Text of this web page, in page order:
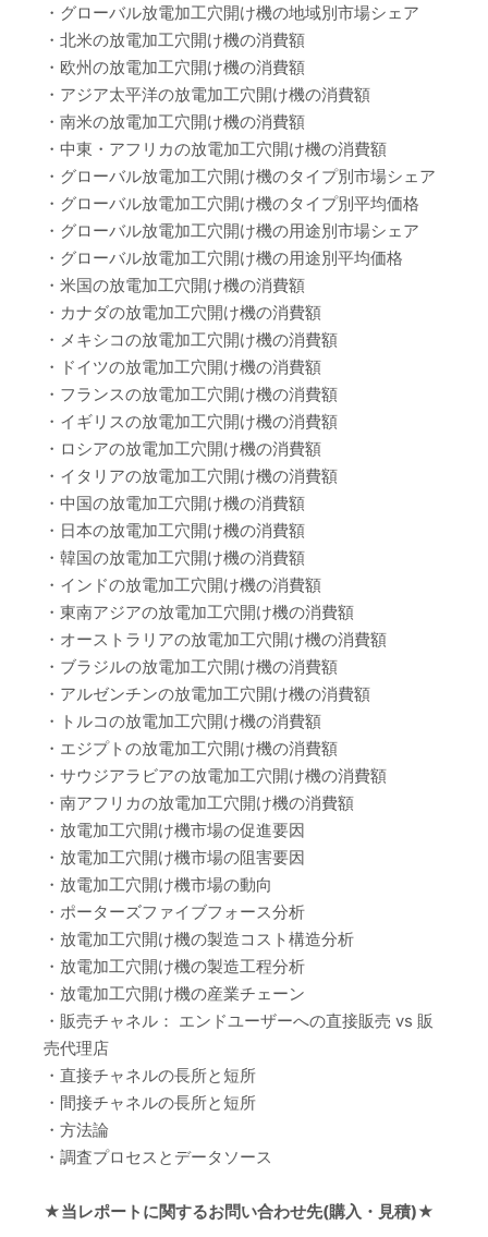
・グローバル放電加工穴開け機の地域別市場シェア
・北米の放電加工穴開け機の消費額
・欧州の放電加工穴開け機の消費額
・アジア太平洋の放電加工穴開け機の消費額
・南米の放電加工穴開け機の消費額
・中東・アフリカの放電加工穴開け機の消費額
・グローバル放電加工穴開け機のタイプ別市場シェア
・グローバル放電加工穴開け機のタイプ別平均価格
・グローバル放電加工穴開け機の用途別市場シェア
・グローバル放電加工穴開け機の用途別平均価格
・米国の放電加工穴開け機の消費額
・カナダの放電加工穴開け機の消費額
・メキシコの放電加工穴開け機の消費額
・ドイツの放電加工穴開け機の消費額
・フランスの放電加工穴開け機の消費額
・イギリスの放電加工穴開け機の消費額
・ロシアの放電加工穴開け機の消費額
・イタリアの放電加工穴開け機の消費額
・中国の放電加工穴開け機の消費額
・日本の放電加工穴開け機の消費額
・韓国の放電加工穴開け機の消費額
・インドの放電加工穴開け機の消費額
・東南アジアの放電加工穴開け機の消費額
・オーストラリアの放電加工穴開け機の消費額
・ブラジルの放電加工穴開け機の消費額
・アルゼンチンの放電加工穴開け機の消費額
・トルコの放電加工穴開け機の消費額
・エジプトの放電加工穴開け機の消費額
・サウジアラビアの放電加工穴開け機の消費額
・南アフリカの放電加工穴開け機の消費額
・放電加工穴開け機市場の促進要因
・放電加工穴開け機市場の阻害要因
・放電加工穴開け機市場の動向
・ポーターズファイブフォース分析
・放電加工穴開け機の製造コスト構造分析
・放電加工穴開け機の製造工程分析
・放電加工穴開け機の産業チェーン
・販売チャネル： エンドユーザーへの直接販売 vs 販
売代理店
・直接チャネルの長所と短所
・間接チャネルの長所と短所
・方法論
・調査プロセスとデータソース
★当レポートに関するお問い合わせ先(購入・見積)★